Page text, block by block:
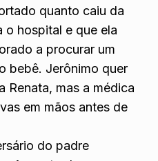
quanto caiu da
o hospital e que ela
a procurar um
bebê. Jerônimo quer
Renata, mas a médica
em mãos antes de
do padre